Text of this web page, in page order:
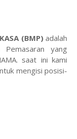
(BMP)adalah
yang
saat ini kami
mengisi posisi-